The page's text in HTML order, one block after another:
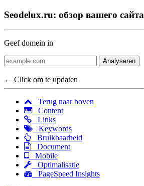
Seodelux.ru: обзор вашего сайта
Geef domein in
Analyseren
← Click om te updaten
Terug naar boven
Content
Links
Keywords
Bruikbaarheid
Document
Mobile
Optimalisatie
PageSpeed Insights